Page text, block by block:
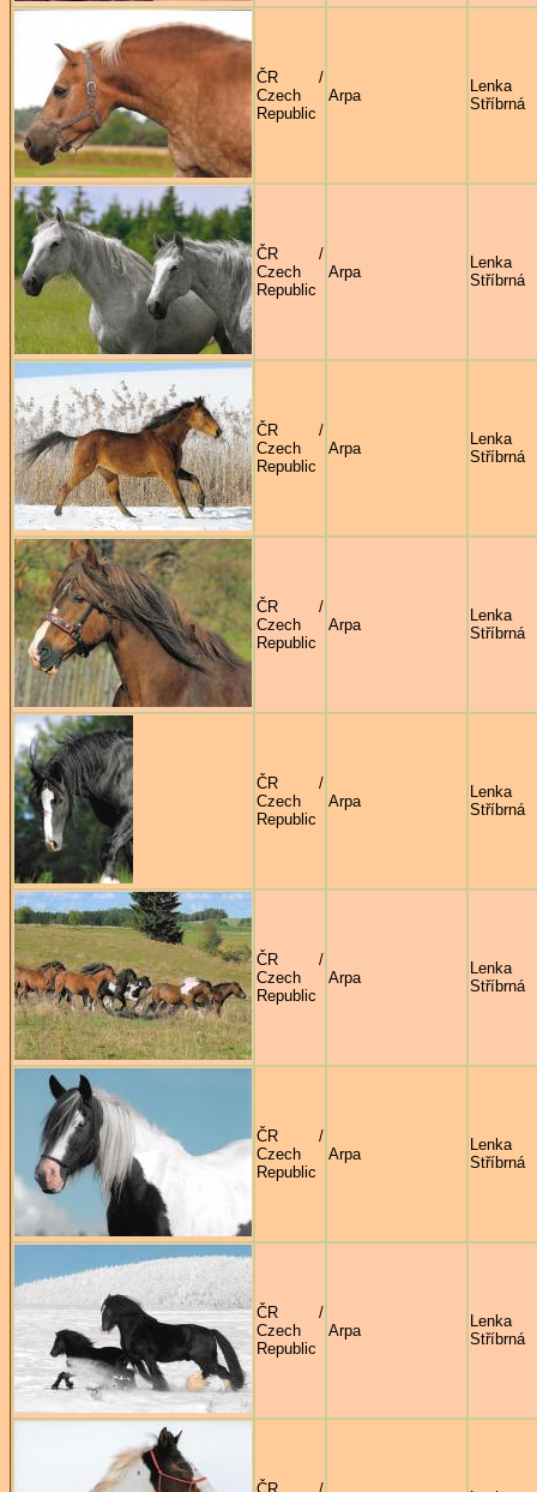
ČR /
Czech
Republic
Arpa
Lenka
Stříbrná
ČR /
Czech
Republic
Arpa
Lenka
Stříbrná
ČR /
Czech
Republic
Arpa
Lenka
Stříbrná
ČR /
Czech
Republic
Arpa
Lenka
Stříbrná
ČR /
Czech
Republic
Arpa
Lenka
Stříbrná
ČR /
Czech
Republic
Arpa
Lenka
Stříbrná
ČR /
Czech
Republic
Arpa
Lenka
Stříbrná
ČR /
Czech
Republic
Arpa
Lenka
Stříbrná